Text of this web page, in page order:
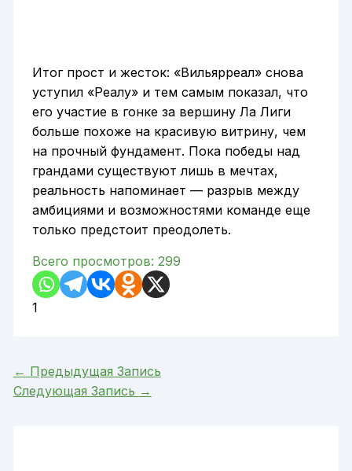
Итог прост и жесток: «Вильярреал» снова
уступил «Реалу» и тем самым показал, что
его участие в гонке за вершину Ла Лиги
больше похоже на красивую витрину, чем
на прочный фундамент. Пока победы над
грандами существуют лишь в мечтах,
реальность напоминает — разрыв между
амбициями и возможностями команде еще
только предстоит преодолеть.
Всего просмотров: 299
1
← Предыдущая Запись
Следующая Запись →